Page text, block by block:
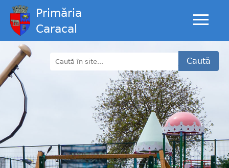
Primăria
Caracal
Caută